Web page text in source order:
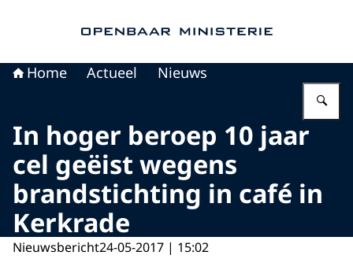
Home Actueel Nieuws
In hoger beroep 10 jaar
cel geëist wegens
brandstichting in café in
Kerkrade
Nieuwsbericht24-05-2017 | 15:02